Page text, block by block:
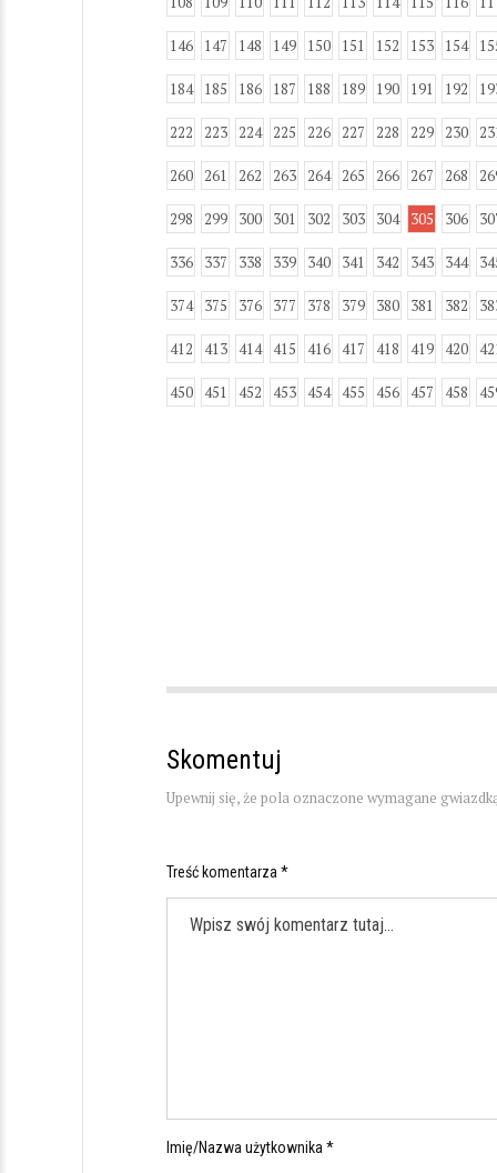
146 147 148 149 150 151 152 153 154
184 185 186 187 188 189 190 191 192
222 223 224 225 226 227 228 229 230
260 261 262 263 264 265 266 267 268
298 299 300 301 302 303 304 305 306
336 337 338 339 340 341 342 343 344
374 375 376 377 378 379 380 381 382
412 413 414 415 416 417 418 419 420
450 451 452 453 454 455 456 457 458
Skomentuj
Upewnij się, że pola oznaczone wymagane
Treść komentarza *
Imię/Nazwa użytkownika *